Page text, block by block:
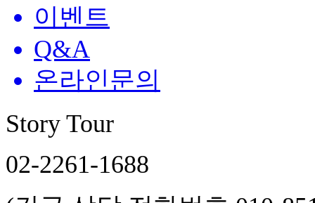
이벤트
Q&A
온라인문의
Story Tour
02-2261-1688